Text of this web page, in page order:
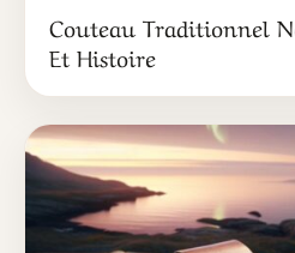
Couteau Traditionnel
Et Histoire